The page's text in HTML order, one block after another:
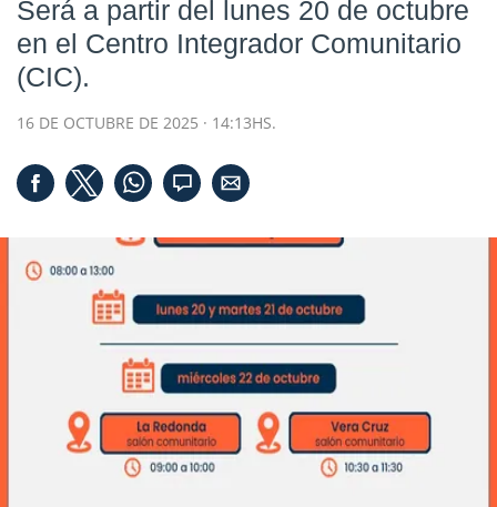
Será a partir del lunes 20 de octubre
en el Centro Integrador Comunitario
(CIC).
16 DE OCTUBRE DE 2025 · 14:13HS.